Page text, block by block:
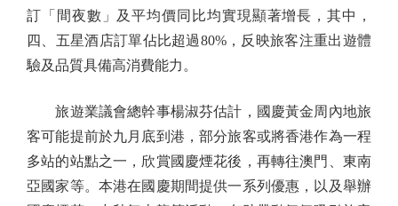
訂「間夜數」及平均價同比均實現顯著增長，其中，
四、五星酒店訂單佔比超過80%，反映旅客注重出遊體
驗及品質具備高消費能力。
旅遊業議會總幹事楊淑芬估計，國慶黃金周內地旅
客可能提前於九月底到港，部分旅客或將香港作為一程
多站的站點之一，欣賞國慶煙花後，再轉往澳門、東南
亞國家等。本港在國慶期間提供一系列優惠，以及舉辦